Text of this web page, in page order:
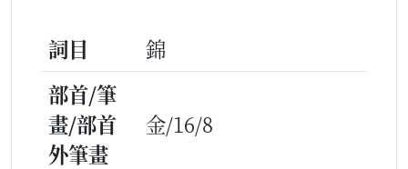
詞目
錦
部首/筆
畫/部首
外筆畫
金/16/8